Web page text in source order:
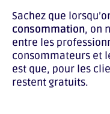
Sachez que
consommation, on
entre les
consommateurs et
est que, pour les
restent gratuits.